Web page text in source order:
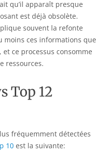
qu’il apparaît presque
est déjà obsolète.
souvent la refonte
moins ces informations que
ce processus consomme
ressources.
Top 12
fréquemment détectées
10est la suivante: